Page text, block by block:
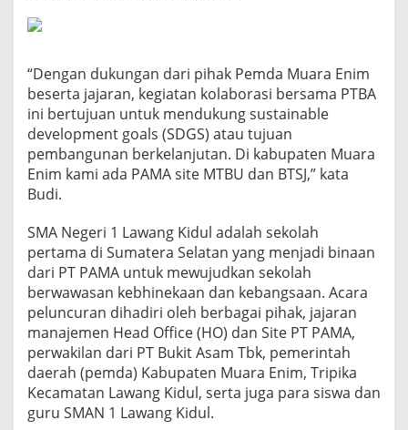
“Dengan dukungan dari pihak Pemda Muara Enim
beserta jajaran, kegiatan kolaborasi bersama PTBA
ini bertujuan untuk mendukung sustainable
development goals (SDGS) atau tujuan
pembangunan berkelanjutan. Di kabupaten Muara
Enim kami ada PAMA site MTBU dan BTSJ,” kata
Budi.
SMA Negeri 1 Lawang Kidul adalah sekolah
pertama di Sumatera Selatan yang menjadi binaan
dari PT PAMA untuk mewujudkan sekolah
berwawasan kebhinekaan dan kebangsaan. Acara
peluncuran dihadiri oleh berbagai pihak, jajaran
manajemen Head Office (HO) dan Site PT PAMA,
perwakilan dari PT Bukit Asam Tbk, pemerintah
daerah (pemda) Kabupaten Muara Enim, Tripika
Kecamatan Lawang Kidul, serta juga para siswa dan
guru SMAN 1 Lawang Kidul.